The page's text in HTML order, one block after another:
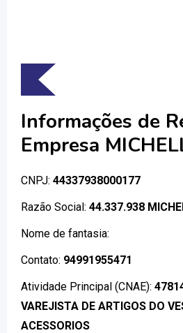
Informações de
Empresa
CNPJ: 44337938000177
Razão Social: 44.337.938
Nome de fantasia:
Contato: 94991955471
Atividade Principal (CNAE):
VAREJISTA DE ARTIGOS DO
ACESSORIOS